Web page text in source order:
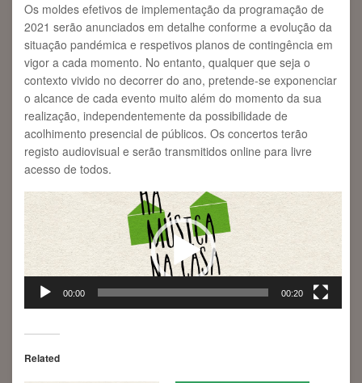
Os moldes efetivos de implementação da programação de
2021 serão anunciados em detalhe conforme a evolução da
situação pandémica e respetivos planos de contingência em
vigor a cada momento. No entanto, qualquer que seja o
contexto vivido no decorrer do ano, pretende-se exponenciar
o alcance de cada evento muito além do momento da sua
realização, independentemente da possibilidade de
acolhimento presencial de públicos. Os concertos terão
registo audiovisual e serão transmitidos online para livre
acesso de todos.
Player
00:00 00:20
Related